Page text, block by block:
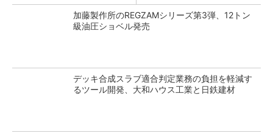
加藤製作所のREGZAMシリーズ第3弾、12トン
級油圧ショベル発売
デッキ合成スラブ適合判定業務の負担を軽減す
るツール開発、大和ハウス工業と日鉄建材